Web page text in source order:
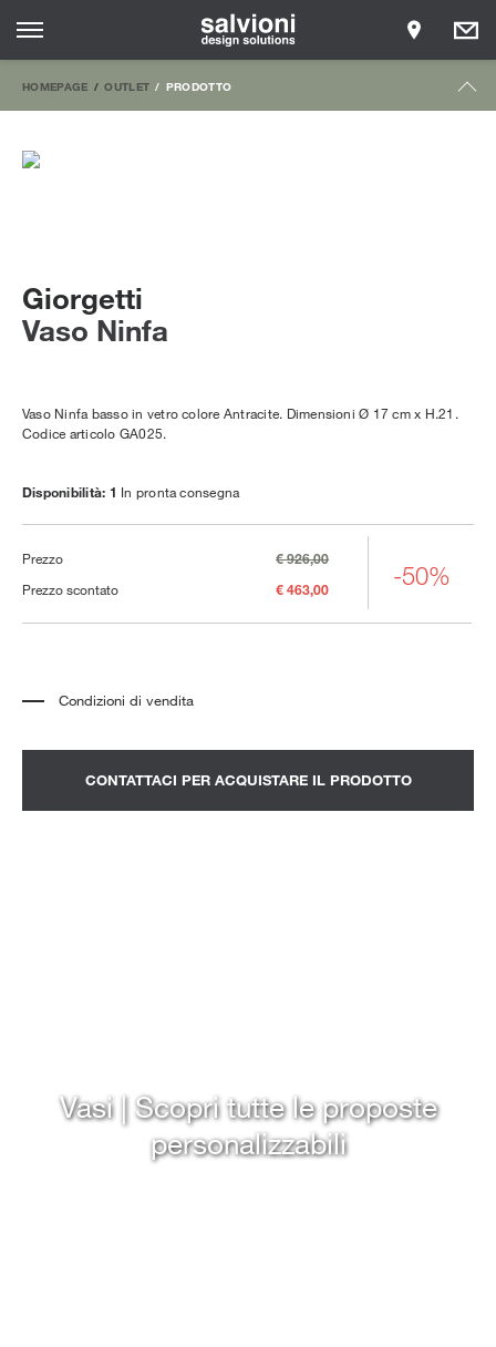
HOMEPAGE OUTLET PRODOTTO
Vaso Ninfa
Giorgetti
Vaso Ninfa basso in vetro colore Antracite. Dimensioni Ø 17 cm x H.21.
Codice articolo GA025.
Disponibilità: 1 In pronta consegna
Prezzo
€ 926,00
Prezzo scontato
€ 463,00 -50%
Condizioni di vendita
essere quotato separatamente.
Trasporto e assemblaggio esclusi.
nello showroom.
CONTATTACI PER ACQUISTARE IL PRODOTTO
Vasi | Scopri tutte le proposte
personalizzabili